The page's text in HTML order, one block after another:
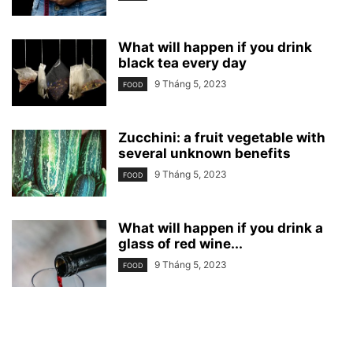
What will happen if you drink
black tea every day
FOOD 9 Tháng 5, 2023
Zucchini: a fruit vegetable with
several unknown benefits
FOOD 9 Tháng 5, 2023
What will happen if you drink a
glass of red wine...
FOOD 9 Tháng 5, 2023